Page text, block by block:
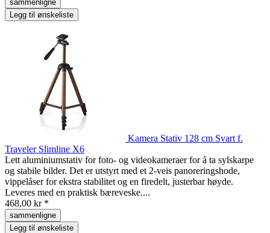
sammenligne
Legg til ønskeliste
Kamera Stativ 128 cm Svart f.
Traveler Slimline X6
Lett aluminiumstativ for foto- og videokameraer for å ta sylskarpe
og stabile bilder. Det er utstyrt med et 2-veis panoreringshode,
vippelåser for ekstra stabilitet og en firedelt, justerbar høyde.
Leveres med en praktisk bæreveske....
468,00 kr *
sammenligne
Legg til ønskeliste